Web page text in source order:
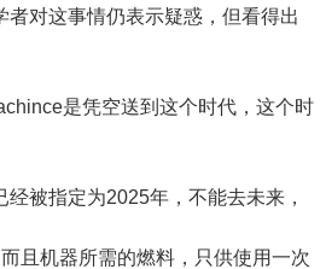
对这事情仍表示疑惑，但看得出
是凭空送到这个时代，这个时
被指定为2025年，不能去未来，
且机器所需的燃料，只供使用一次